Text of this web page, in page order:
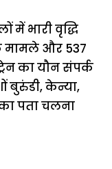
में भारी वृद्धि
मामले और 537
का यौन संपर्क
बुरुंडी, केन्या,
पता चलना